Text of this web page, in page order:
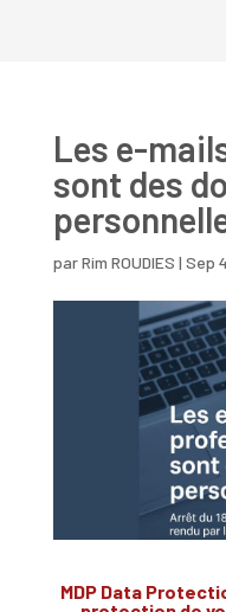
Les e-
sont des
parRim ROUDIES | Sep
MDP Data